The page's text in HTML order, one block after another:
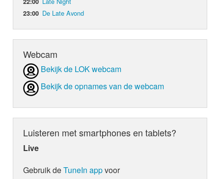
23:00 De Late Avond
Webcam
Bekijk de LOK webcam
Bekijk de opnames van de webcam
Luisteren met smartphones en tablets?
Live
Gebruik deTuneIn appvoor